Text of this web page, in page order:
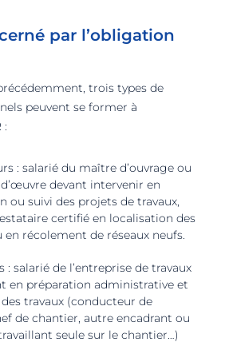
par l’obligation
trois types de
peuvent se former à
:
: salarié du maître d’ouvrage ou
devant intervenir en
ou suivi des projets de travaux,
certifié en localisation des
en récolement de réseaux neufs.
: salarié de l’entreprise de travaux
en préparation administrative et
travaux (conducteur de
de chantier, autre encadrant ou
seule sur le chantier…)